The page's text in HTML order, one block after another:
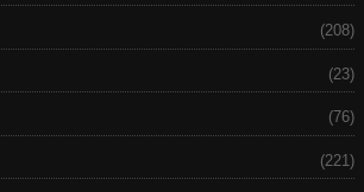
(208)
(23)
(76)
(221)